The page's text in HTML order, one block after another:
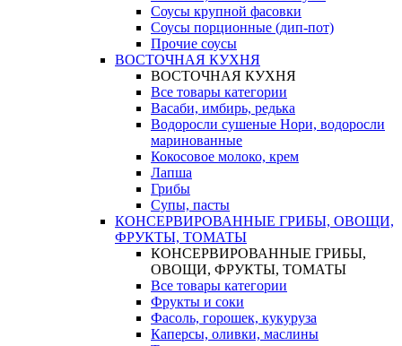
Соусы крупной фасовки
Соусы порционные (дип-пот)
Прочие соусы
ВОСТОЧНАЯ КУХНЯ
ВОСТОЧНАЯ КУХНЯ
Все товары категории
Васаби, имбирь, редька
Водоросли сушеные Нори, водоросли
маринованные
Кокосовое молоко, крем
Лапша
Грибы
Супы, пасты
КОНСЕРВИРОВАННЫЕ ГРИБЫ, ОВОЩИ,
ФРУКТЫ, ТОМАТЫ
КОНСЕРВИРОВАННЫЕ ГРИБЫ,
ОВОЩИ, ФРУКТЫ, ТОМАТЫ
Все товары категории
Фрукты и соки
Фасоль, горошек, кукуруза
Каперсы, оливки, маслины